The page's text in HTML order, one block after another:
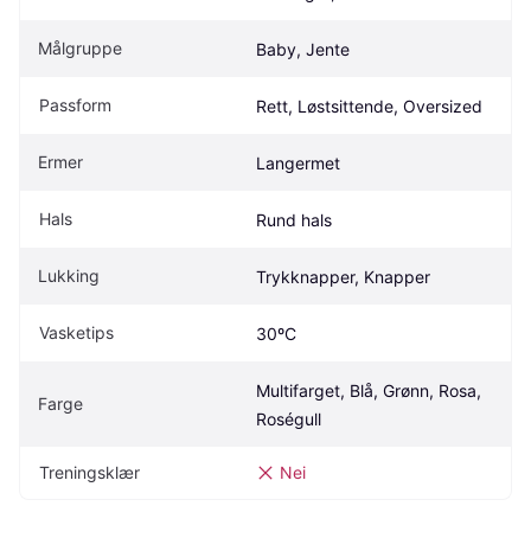
Målgruppe Baby, Jente
Passform Rett, Løstsittende, Oversized
Ermer Langermet
Hals Rund hals
Lukking Trykknapper, Knapper
Vasketips 30ºC
Farge
Multifarget, Blå, Grønn, Rosa,
Roségull
Treningsklær Nei